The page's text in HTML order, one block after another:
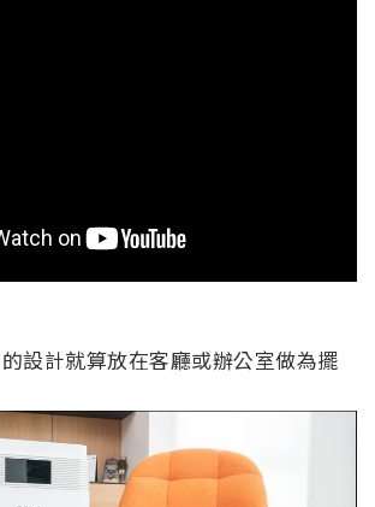
設計就算放在客廳或辦公室做為擺